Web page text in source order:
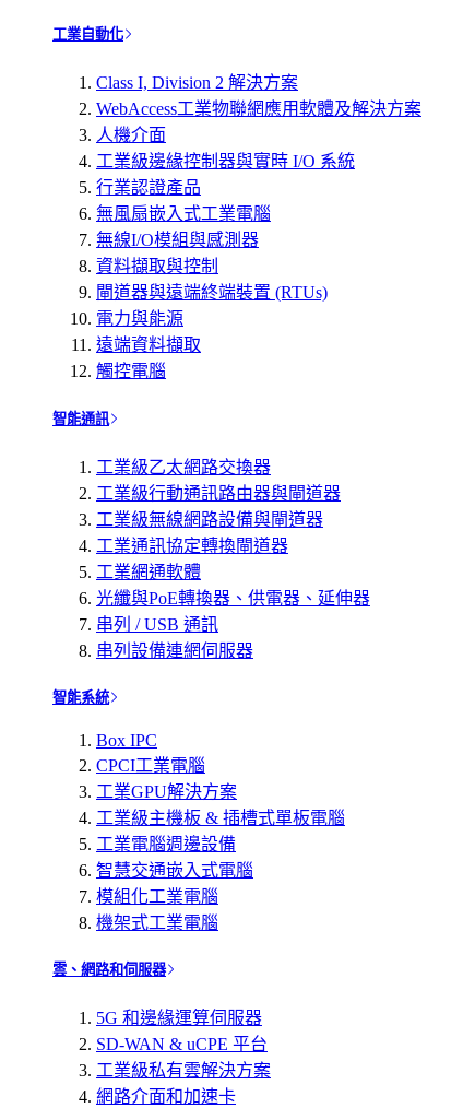
工業自動化
Class I, Division 2 解決方案
WebAccess工業物聯網應用軟體及解決方案
人機介面
工業級邊緣控制器與實時 I/O 系統
行業認證產品
無風扇嵌入式工業電腦
無線I/O模組與感測器
資料擷取與控制
閘道器與遠端終端裝置 (RTUs)
電力與能源
遠端資料擷取
觸控電腦
智能通訊
工業級乙太網路交換器
工業級行動通訊路由器與閘道器
工業級無線網路設備與閘道器
工業通訊協定轉換閘道器
工業網通軟體
光纖與PoE轉換器、供電器、延伸器
串列 / USB 通訊
串列設備連網伺服器
智能系統
Box IPC
CPCI工業電腦
工業GPU解決方案
工業級主機板 & 插槽式單板電腦
工業電腦週邊設備
智慧交通嵌入式電腦
模組化工業電腦
機架式工業電腦
雲、網路和伺服器
5G 和邊緣運算伺服器
SD-WAN & uCPE 平台
工業級私有雲解決方案
網路介面和加速卡